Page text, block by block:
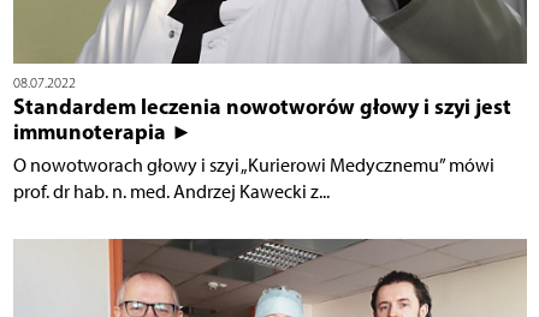
08.07.2022
Standardem leczenia nowotworów głowy i szyi jest
immunoterapia ►
O nowotworach głowy i szyi „Kurierowi Medycznemu” mówi
prof. dr hab. n. med. Andrzej Kawecki z...